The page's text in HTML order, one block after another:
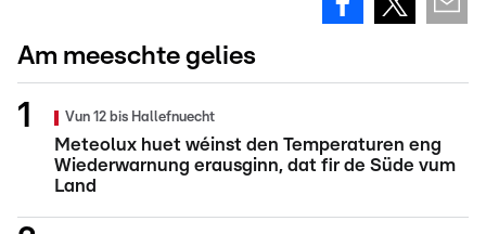
Am meeschte gelies
Vun 12 bis Hallefnuecht
Meteolux huet wéinst den Temperaturen eng
Wiederwarnung erausginn, dat fir de Süde vum
Land